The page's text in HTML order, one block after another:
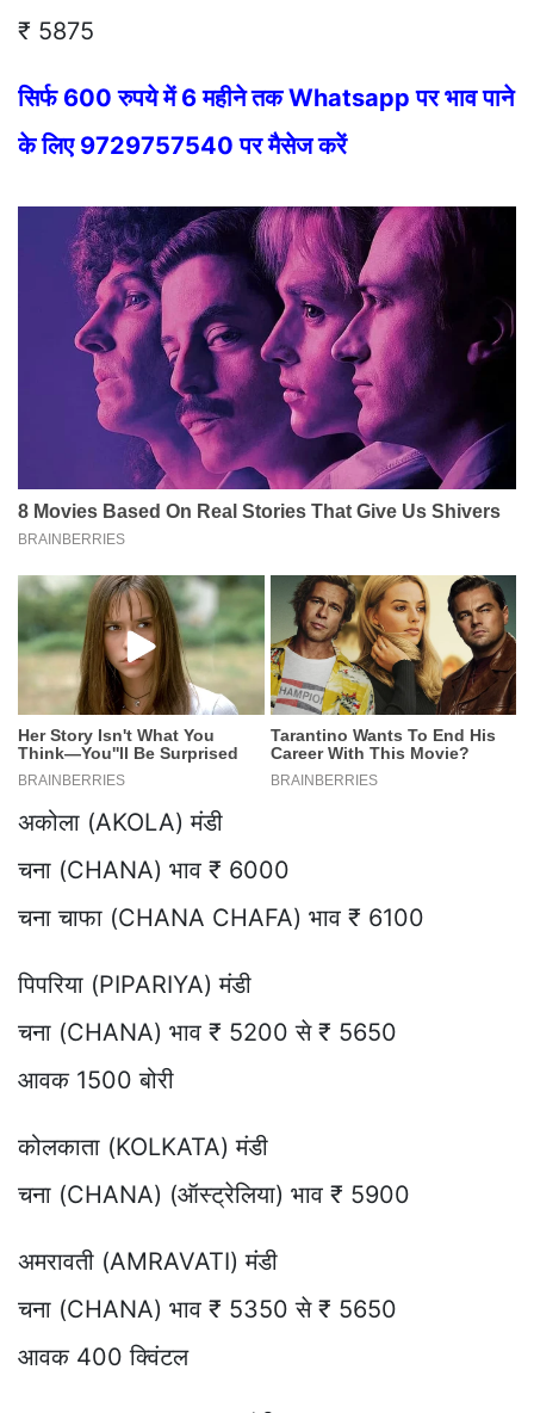
₹ 5875
सिर्फ 600 रुपये में 6 महीने तक Whatsapp पर भाव पाने
के लिए 9729757540 पर मैसेज करें
अकोला (AKOLA) मंडी
चना (CHANA) भाव ₹ 6000
चना चाफा (CHANA CHAFA) भाव ₹ 6100
पिपरिया (PIPARIYA) मंडी
चना (CHANA) भाव ₹ 5200 से ₹ 5650
आवक 1500 बोरी
कोलकाता (KOLKATA) मंडी
चना (CHANA) (ऑस्ट्रेलिया) भाव ₹ 5900
अमरावती (AMRAVATI) मंडी
चना (CHANA) भाव ₹ 5350 से ₹ 5650
आवक 400 क्विंटल